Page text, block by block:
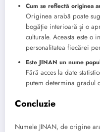
Cum se reflectă originea
Originea arabă poate
bogăție interioară și o
culturale. Aceasta este o
personalitatea fiecărei
Este JINAN un nume
Fără acces la date
putem determina gradul
Concluzie
Numele JINAN, de origine